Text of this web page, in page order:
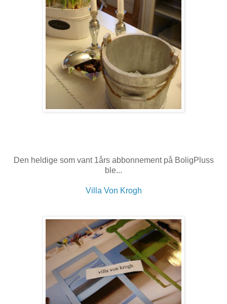
Den heldige som vant 1års abbonnement på BoligPluss
ble...
Villa Von Krogh